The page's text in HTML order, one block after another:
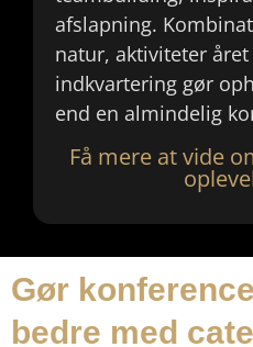
afslapning.
natur, aktiviteter
indkvartering gør
end en almindelig
Få mere at vide
Gør
bedre med